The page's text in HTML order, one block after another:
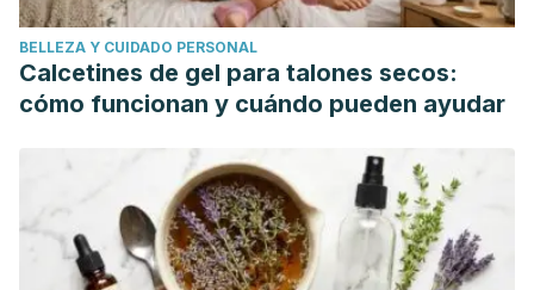
Second Edition. https://doi.org/10.1016/B978-0-12-375000-
6.00330-X.
Rodríguez Carvajal, Raquel, & Rivas Hermosilla, Sara de.
(2011). Los procesos de estrés laboral y desgaste
profesional (burnout): diferenciación, actualización y líneas
de intervención.Medicina y Seguridad del
57(Supl. 1), 72-
88.https://dx.doi.org/10.4321/S0465-546X2011000500006
BELLEZA Y CUIDADO PERSONAL
Calcetines de gel para talones secos:
cómo funcionan y cuándo pueden ayudar